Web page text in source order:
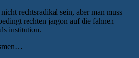
rechtsradikal sein, aber man muss
rechten jargon auf die fahnen
institution.